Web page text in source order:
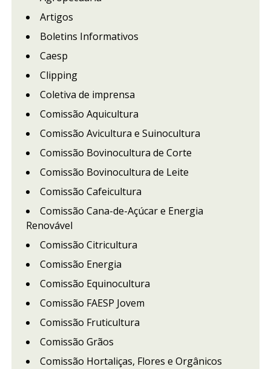
Artigos
Boletins Informativos
Caesp
Clipping
Coletiva de imprensa
Comissão Aquicultura
Comissão Avicultura e Suinocultura
Comissão Bovinocultura de Corte
Comissão Bovinocultura de Leite
Comissão Cafeicultura
Comissão Cana-de-Açúcar e Energia
Renovável
Comissão Citricultura
Comissão Energia
Comissão Equinocultura
Comissão FAESP Jovem
Comissão Fruticultura
Comissão Grãos
Comissão Hortaliças, Flores e Orgânicos